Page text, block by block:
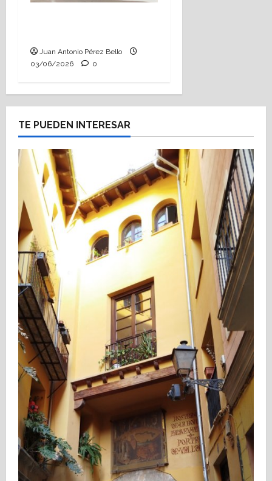
Juan Antonio Pérez Bello
03/06/2026
0
TE PUEDEN INTERESAR